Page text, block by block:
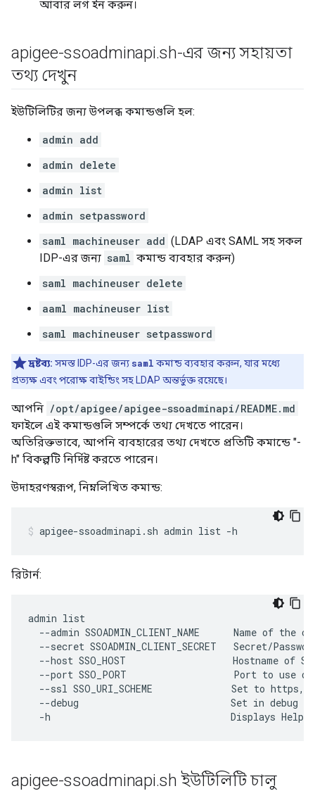
আবার লগ ইন করুন।
apigee-ssoadminapi.sh-এর জন্য সহায়তা
তথ্য দেখুন
ইউটিলিটির জন্য উপলব্ধ কমান্ডগুলি হল:
admin add
admin delete
admin list
admin setpassword
saml machineuser add (LDAP এবং SAML সহ সকল
IDP-এর জন্য saml কমান্ড ব্যবহার করুন)
saml machineuser delete
aaml machineuser list
saml machineuser setpassword
দ্রষ্টব্য: সমস্ত IDP-এর জন্য saml কমান্ড ব্যবহার করুন, যার মধ্যে
প্রত্যক্ষ এবং পরোক্ষ বাইন্ডিং সহ LDAP অন্তর্ভুক্ত রয়েছে।
আপনি /opt/apigee/apigee-ssoadminapi/README.md
ফাইলে এই কমান্ডগুলি সম্পর্কে তথ্য দেখতে পারেন।
অতিরিক্তভাবে, আপনি ব্যবহারের তথ্য দেখতে প্রতিটি কমান্ডে "-
h" বিকল্পটি নির্দিষ্ট করতে পারেন।
উদাহরণস্বরূপ, নিম্নলিখিত কমান্ড:
apigee-ssoadminapi.sh admin list -h
রিটার্ন:
admin list
--admin SSOADMIN_CLIENT_NAME      Name of the
--secret SSOADMIN_CLIENT_SECRET   Secret/
--host SSO_HOST                   Hostname of
--port SSO_PORT                   Port to use
--ssl SSO_URI_SCHEME              Set to https,
--debug                           Set in debug
  -h                                Displays Help
apigee-ssoadminapi.sh ইউটিলিটি চালু